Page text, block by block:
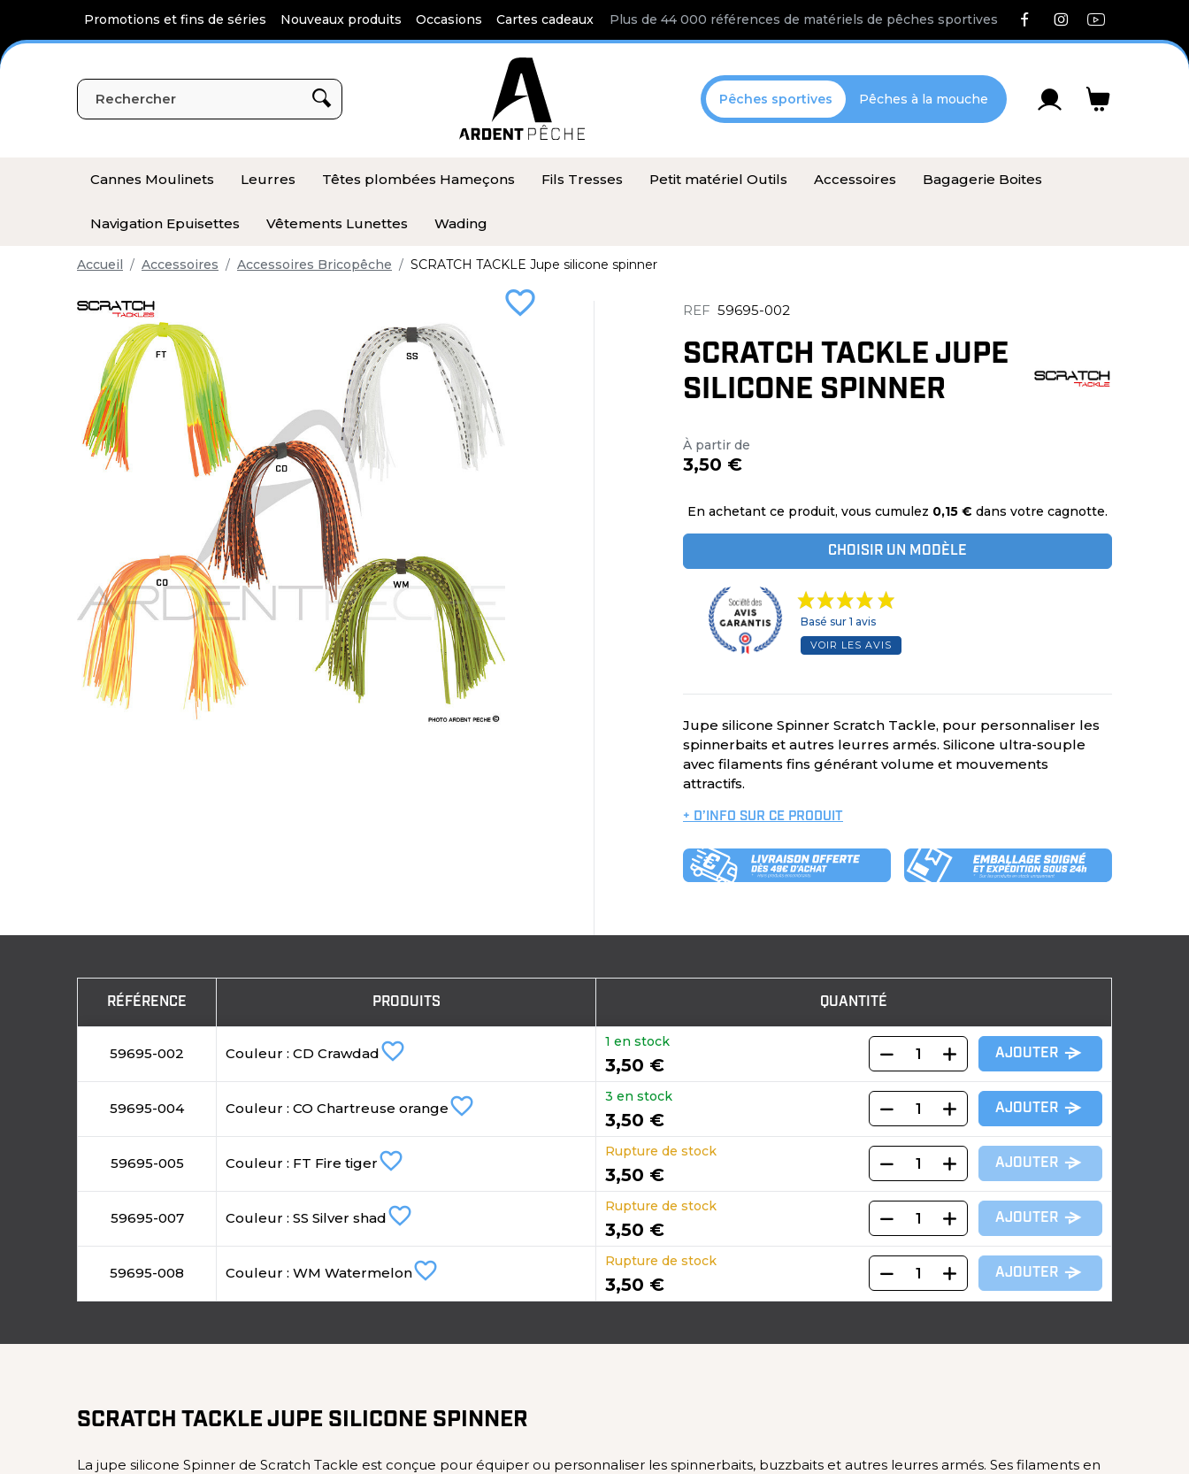
Promotions et fins de séries Nouveaux produits Occasions Cartes cadeaux Plus de 44 000 références de matériels de pêches sportives
Pêches sportives Pêches à la mouche
Cannes Moulinets Leurres Têtes plombées Hameçons Fils Tresses Petit matériel Outils Accessoires Bagagerie Boites
Navigation Epuisettes Vêtements Lunettes Wading
Accueil Accessoires Accessoires Bricopêche SCRATCH TACKLE Jupe silicone spinner
favorite_border REF 59695-002
SCRATCH TACKLE JUPE
SILICONE SPINNER
À partir de
3,50 €
En achetant ce produit, vous cumulez 0,15 € dans votre cagnotte.
CHOISIR UN MODÈLE
Basé sur 1 avis
VOIR LES AVIS
Jupe silicone Spinner Scratch Tackle, pour personnaliser les
spinnerbaits et autres leurres armés. Silicone ultra-souple
avec filaments fins générant volume et mouvements
attractifs.
+ D’INFO SUR CE PRODUIT
RÉFÉRENCE PRODUITS QUANTITÉ
59695-002 Couleur : CD Crawdadfavorite_border 1 en stock
3,50 €
AJOUTER
59695-004 Couleur : CO Chartreuse orangefavorite_border 3 en stock
3,50 €
AJOUTER
59695-005 Couleur : FT Fire tigerfavorite_border Rupture de stock
3,50 €
AJOUTER
59695-007 Couleur : SS Silver shadfavorite_border Rupture de stock
3,50 €
AJOUTER
59695-008 Couleur : WM Watermelonfavorite_border Rupture de stock
3,50 €
AJOUTER
SCRATCH TACKLE JUPE SILICONE SPINNER
La jupe silicone Spinner de Scratch Tackle est conçue pour équiper ou personnaliser les spinnerbaits, buzzbaits et autres leurres armés. Ses filaments en